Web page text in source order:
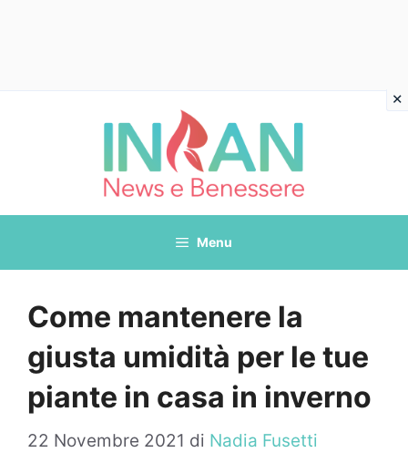
Menu
Come mantenere la
giusta umidità per le tue
piante in casa in inverno
22 Novembre 2021 di Nadia Fusetti